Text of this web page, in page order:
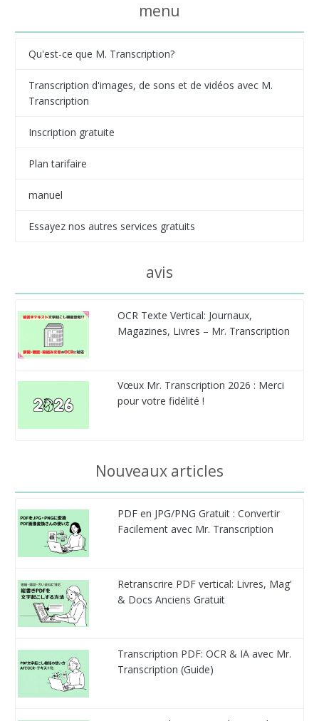
menu
Qu'est-ce que M. Transcription?
Transcription d'images, de sons et de vidéos avec M.
Transcription
Inscription gratuite
Plan tarifaire
manuel
Essayez nos autres services gratuits
avis
OCR Texte Vertical: Journaux,
Magazines, Livres – Mr. Transcription
Vœux Mr. Transcription 2026 : Merci
pour votre fidélité !
Nouveaux articles
PDF en JPG/PNG Gratuit : Convertir
Facilement avec Mr. Transcription
Retranscrire PDF vertical: Livres, Mag'
& Docs Anciens Gratuit
Transcription PDF: OCR & IA avec Mr.
Transcription (Guide)